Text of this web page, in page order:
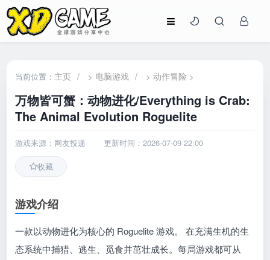
当前位置： 主页 / > 电脑游戏 / >动作冒险 >
万物皆可蟹：动物进化/Everything is Crab:
The Animal Evolution Roguelite
游戏来源：网友投递 更新时间：2026-07-09 22:00
收藏
游戏介绍
一款以动物进化为核心的 Roguelite 游戏。 在充满生机的生
态系统中捕猎、逃生、觅食并茁壮成长。每局游戏都可从